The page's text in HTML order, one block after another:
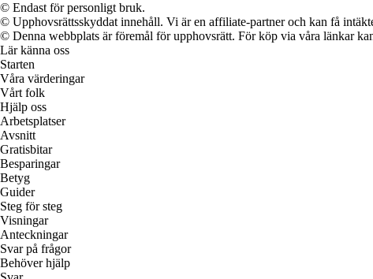
© Endast för personligt bruk.
© Upphovsrättsskyddat innehåll. Vi är en affiliate-partner och kan få
© Denna webbplats är föremål för upphovsrätt. För köp via våra länkar
Lär känna oss
Starten
Våra värderingar
Vårt folk
Hjälp oss
Arbetsplatser
Avsnitt
Gratisbitar
Besparingar
Betyg
Guider
Steg för steg
Visningar
Anteckningar
Svar på frågor
Behöver hjälp